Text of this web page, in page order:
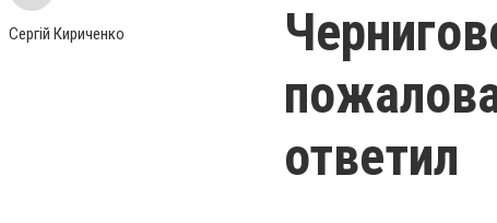
Сергій Кириченко
ответил